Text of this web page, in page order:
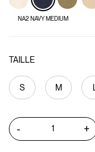
NA2 NAVY MEDIUM
TAILLE
S M
- +